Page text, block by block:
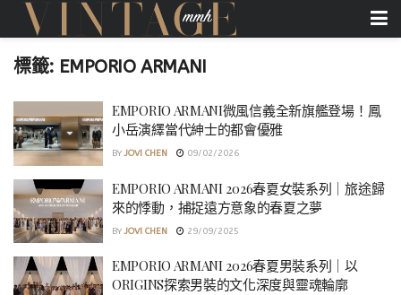
標籤: EMPORIO ARMANI
EMPORIO ARMANI微風信義全新旗艦登場！鳳
小岳演繹當代紳士的都會優雅
BY JOVI CHEN 09/02/2026
EMPORIO ARMANI 2026春夏女裝系列｜旅途歸
來的悸動，捕捉遠方意象的春夏之夢
BY JOVI CHEN 29/09/2025
EMPORIO ARMANI 2026春夏男裝系列｜以
ORIGINS探索男裝的文化深度與靈魂輪廓